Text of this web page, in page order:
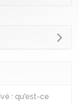
: qu'est-ce